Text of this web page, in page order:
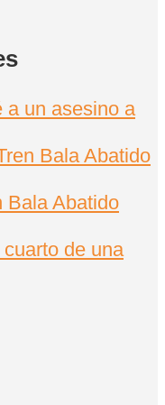
a un asesino a
Bala Abatido
Bala Abatido
de una